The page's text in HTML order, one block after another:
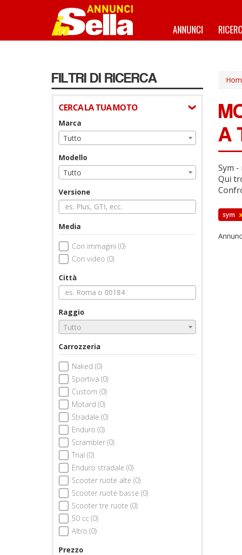
ANNUNCI
FILTRI DI RICERCA
CERCA LA TUA MOTO
Marca
Tutto
Modello
Tutto
Versione
Media
Con immagini (0)
Con video (0)
Città
Raggio
Tutto
Carrozzeria
Naked (0)
Sportiva (0)
Custom (0)
Motard (0)
Stradale (0)
Enduro (0)
Scrambler (0)
Trial (0)
Enduro stradale (0)
Scooter ruote alte (0)
Scooter ruote basse (0)
Scooter tre ruote (0)
50 cc (0)
Altro (0)
Prezzo
A
Sym
Qui
sym x